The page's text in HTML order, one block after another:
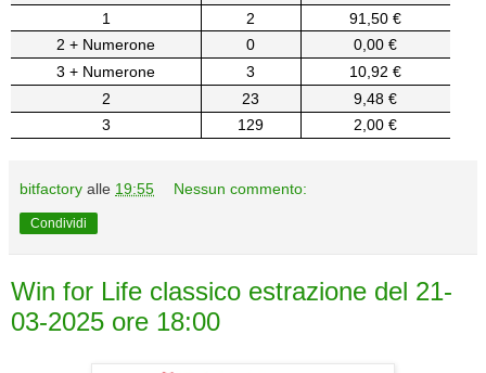
1
2
91,50 €
2 + Numerone
0
0,00 €
3 + Numerone
3
10,92 €
2
23
9,48 €
3
129 2,00 €
bitfactory alle 19:55 Nessun commento:
Condividi
Win for Life classico estrazione del 21-
03-2025 ore 18:00